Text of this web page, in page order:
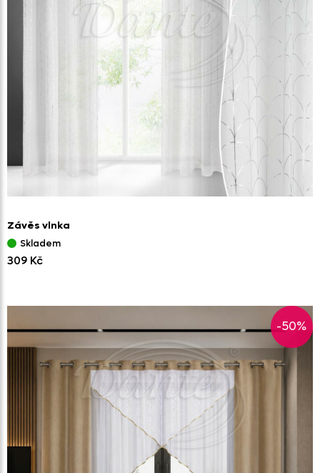
Závěs vlnka
Skladem
309 Kč
-50%